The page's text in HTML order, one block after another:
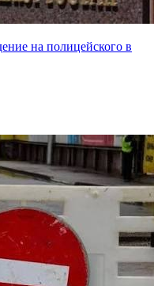
на полицейского в